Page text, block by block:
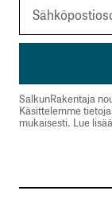
SalkunRakentaja
Käsittelemme
mukaisesti. Lue lisää